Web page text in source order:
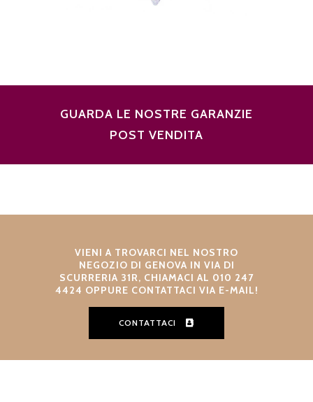
GUARDA LE NOSTRE GARANZIE
POST VENDITA
VIENI A TROVARCI NEL NOSTRO
NEGOZIO DI GENOVA IN VIA DI
SCURRERIA 31R, CHIAMACI AL 010 247
4424 OPPURE CONTATTACI VIA E-MAIL!
CONTATTACI